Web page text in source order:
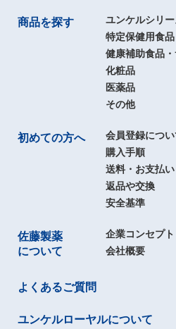
商品を探す
ユンケルシリ
特定保健用食
健康補助食品
化粧品
医薬品
その他
初めての方へ
会員登録につい
購入手順
送料・お支払い
返品や交換
安全基準
佐藤製薬
について
企業コンセプト
会社概要
よくあるご質問
ユンケルローヤルについて